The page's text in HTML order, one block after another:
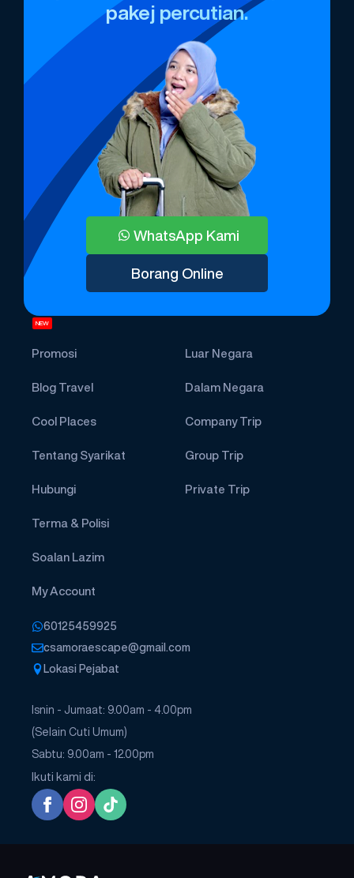
pakej percutian.
WhatsApp Kami
Borang Online
Luar Negara
Dalam Negara
Company Trip
Group Trip
Private Trip
Promosi
NEW
Blog Travel
Cool Places
Tentang Syarikat
Hubungi
Terma & Polisi
Soalan Lazim
My Account
60125459925
csamoraescape@gmail.com
Lokasi Pejabat
Isnin - Jumaat: 9.00am - 4.00pm
(Selain Cuti Umum)
Sabtu: 9.00am - 12.00pm
Ikuti kami di: